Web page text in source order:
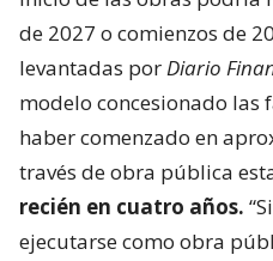
de 2027 o comienzos de
levantadas porDiario
modelo concesionado las
haber comenzado en
través de obra pública
recién en cuatro años.
ejecutarse como obra